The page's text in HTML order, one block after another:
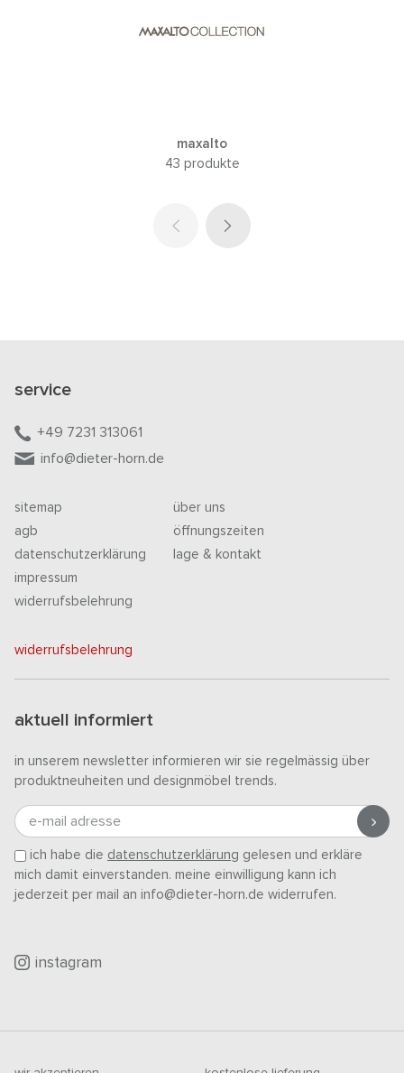
maxalto
43 produkte
service
+49 7231 313061
info@dieter-horn.de
sitemap
agb
datenschutzerklärung
impressum
widerrufsbelehrung
über uns
öffnungszeiten
lage & kontakt
widerrufsbelehrung
aktuell informiert
in unserem newsletter informieren wir sie regelmässig über
produktneuheiten und designmöbel trends.
e-mail adresse
ich habe die datenschutzerklärung gelesen und erkläre
mich damit einverstanden. meine einwilligung kann ich
jederzeit per mail an info@dieter-horn.de widerrufen.
instagram